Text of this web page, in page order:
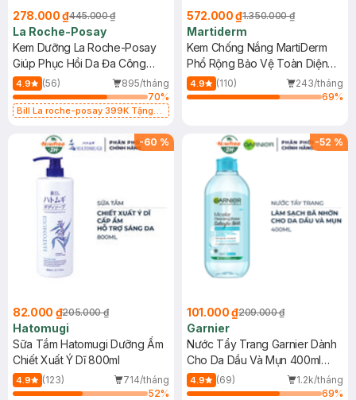
278.000 ₫445.000 ₫
La Roche-Posay
Kem Dưỡng La Roche-Posay
Giúp Phục Hồi Da Đa Công
Dụng 40ml
4.9 (56)
895/tháng
70%
Bill La roche-posay 399K Tặng
(SL có hạn)
572.000 ₫1.350.000 ₫
Martiderm
Kem Chống Nắng MartiDerm
Phổ Rộng Bảo Vệ Toàn Diện
40ml
4.9 (110)
243/tháng
69%
-60 %
82.000 ₫205.000 ₫
Hatomugi
Sữa Tắm Hatomugi Dưỡng Ẩm
Chiết Xuất Ý Dĩ 800ml
4.9 (123)
714/tháng
52%
-52 %
101.000 ₫209.000 ₫
Garnier
Nước Tẩy Trang Garnier Dành
Cho Da Dầu Và Mụn 400ml
(Mới)
4.9 (69)
1.2k/tháng
69%